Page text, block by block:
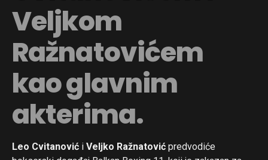
Veljkom
Ražnatovićem
kao glavnim
akterima.
Leo Cvitanović i Veljko Ražnatović predvodiće